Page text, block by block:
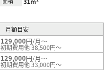
月額目安
129,000円/月～
初期費用他 38,500円～
129,000円/月～
初期費用他 33,000円～